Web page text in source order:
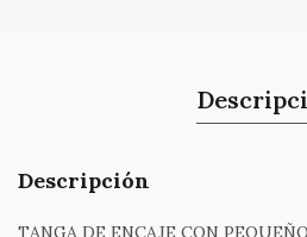
Descripción
TANGA DE ENCAJE CON